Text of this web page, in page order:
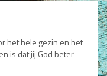
het hele gezin en het
is dat jij God beter